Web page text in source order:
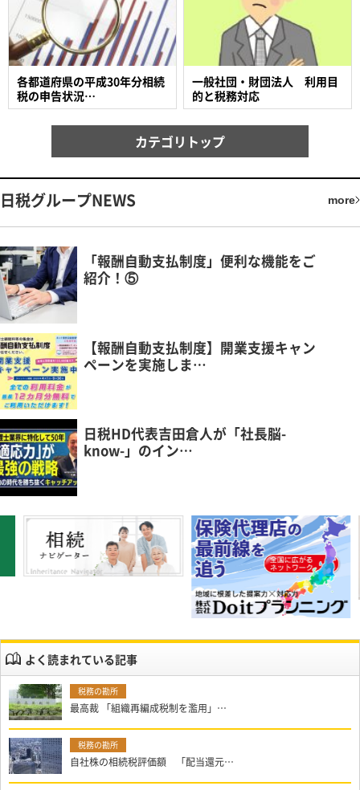
一般社団・財団法人 利用目
的と税務対応
各都道府県の平成30年分相続
税の申告状況…
カテゴリトップ
日税グループNEWS more
「報酬自動支払制度」便利な機能をご
紹介！⑤
【報酬自動支払制度】開業支援キャン
ペーンを実施しま…
日税HD代表吉田倉人が「社長脳-
know-」のイン…
よく読まれている記事
最高裁 「組織再編成税制を濫用」…
自社株の相続税評価額 「配当還元…